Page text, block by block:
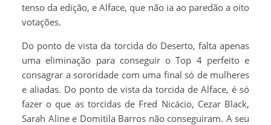
tenso da edição, e Alface, que não ia ao paredão a oito
votações.
Do ponto de vista da torcida do Deserto, falta apenas
uma eliminação para conseguir o Top 4 perfeito e
consagrar a sororidade com uma final só de mulheres
e aliadas. Do ponto de vista da torcida de Alface, é só
fazer o que as torcidas de Fred Nicácio, Cezar Black,
Sarah Aline e Domitila Barros não conseguiram. A seu